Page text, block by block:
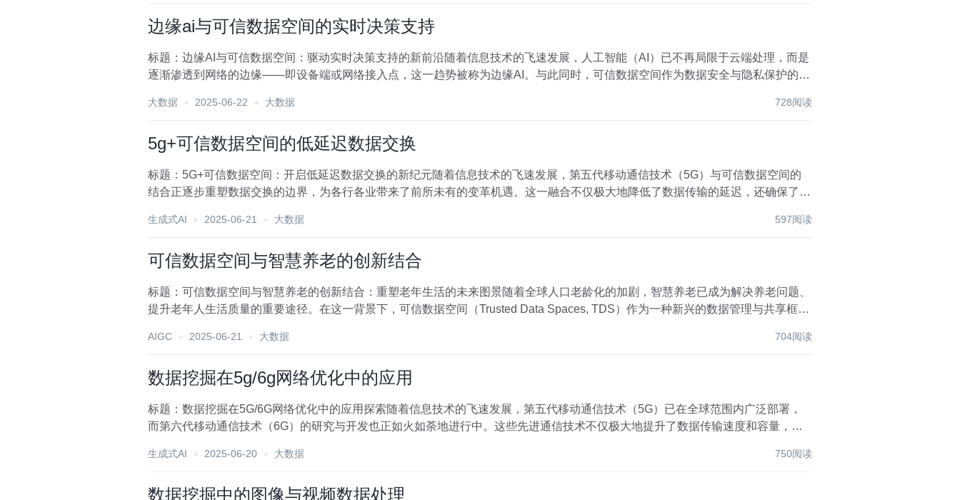
边缘ai与可信数据空间的实时决策支持
标题：边缘AI与可信数据空间：驱动实时决策支持的新前沿随着信息技术的飞速发展，人工智能（AI）已不再局限于云端处理，而是
逐渐渗透到网络的边缘——即设备端或网络接入点，这一趋势被称为边缘AI。与此同时，可信数据空间作为数据安全与隐私保护的新
大数据 2025-06-22 大数据 728阅读
5g+可信数据空间的低延迟数据交换
标题：5G+可信数据空间：开启低延迟数据交换的新纪元随着信息技术的飞速发展，第五代移动通信技术（5G）与可信数据空间的
结合正逐步重塑数据交换的边界，为各行各业带来了前所未有的变革机遇。这一融合不仅极大地降低了数据传输的延迟，还确保了数
生成式AI 2025-06-21 大数据 597阅读
可信数据空间与智慧养老的创新结合
标题：可信数据空间与智慧养老的创新结合：重塑老年生活的未来图景随着全球人口老龄化的加剧，智慧养老已成为解决养老问题、
提升老年人生活质量的重要途径。在这一背景下，可信数据空间（Trusted Data Spaces, TDS）作为一种新兴的数据管理与共享框
AIGC 2025-06-21 大数据 704阅读
数据挖掘在5g/6g网络优化中的应用
标题：数据挖掘在5G/6G网络优化中的应用探索随着信息技术的飞速发展，第五代移动通信技术（5G）已在全球范围内广泛部署，
而第六代移动通信技术（6G）的研究与开发也正如火如荼地进行中。这些先进通信技术不仅极大地提升了数据传输速度和容量，还
生成式AI 2025-06-20 大数据 750阅读
数据挖掘中的图像与视频数据处理